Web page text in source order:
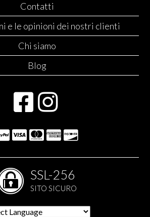
Contatti
e le opinioni dei nostri clienti
Chi siamo
Blog
SSL-256
SITO SICURO